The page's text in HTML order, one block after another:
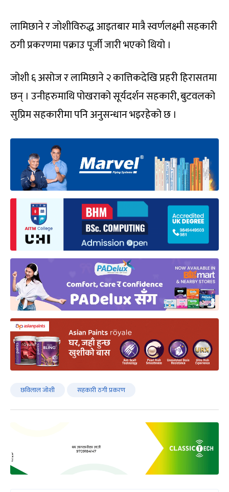
लामिछाने र जोशीविरुद्ध आइतबार मात्रै स्वर्णलक्ष्मी सहकारी
ठगी प्रकरणमा पक्राउ पूर्जी जारी भएको थियो ।
जोशी ६ असोज र लामिछाने २ कात्तिकदेखि प्रहरी हिरासतमा
छन् । उनीहरुमाथि पोखराको सूर्यदर्शन सहकारी, बुटवलको
सुप्रिम सहकारीमा पनि अनुसन्धान भइरहेको छ ।
छविलाल जोशी सहकारी ठगी प्रकरण